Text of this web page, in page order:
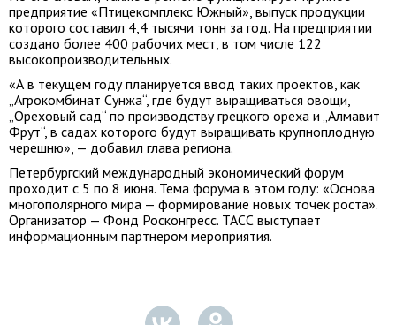
предприятие «Птицекомплекс Южный», выпуск продукции
которого составил 4,4 тысячи тонн за год. На предприятии
создано более 400 рабочих мест, в том числе 122
высокопроизводительных.
«А в текущем году планируется ввод таких проектов, как
„Агрокомбинат Сунжа“, где будут выращиваться овощи,
„Ореховый сад“ по производству грецкого ореха и „Алмавит
Фрут“, в садах которого будут выращивать крупноплодную
черешню», — добавил глава региона.
Петербургский международный экономический форум
проходит с 5 по 8 июня. Тема форума в этом году: «Основа
многополярного мира — формирование новых точек роста».
Организатор — Фонд Росконгресс. ТАСС выступает
информационным партнером мероприятия.